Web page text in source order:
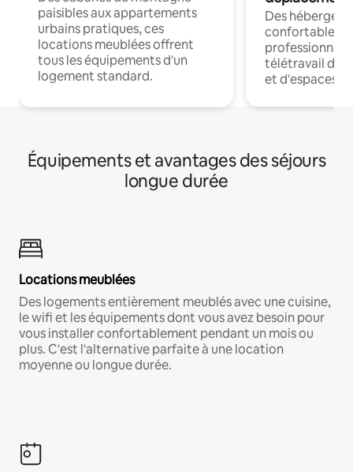
paisibles aux appartements
urbains pratiques, ces
locations meublées offrent
tous les équipements d'un
logement standard.
Des
confortables
professionnels
télétravail
et d'espaces
Équipements et avantages des séjours
longue durée
Locations meublées
Des logements entièrement meublés avec une cuisine,
le wifi et les équipements dont vous avez besoin pour
vous installer confortablement pendant un mois ou
plus. C'est l'alternative parfaite à une location
moyenne ou longue durée.